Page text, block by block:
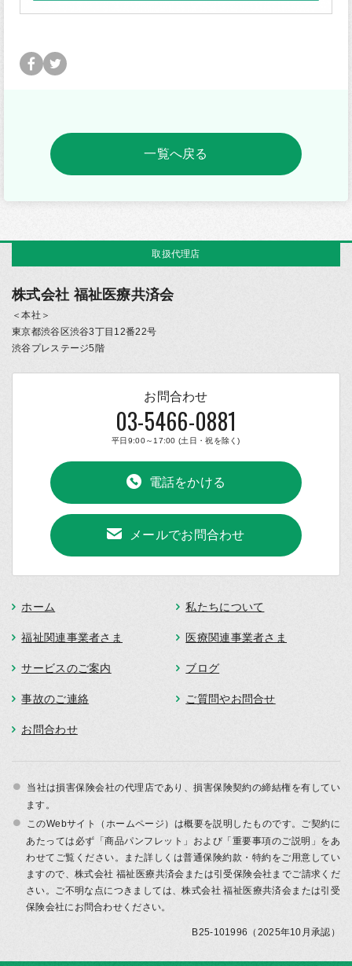
一覧へ戻る
取扱代理店
株式会社 福祉医療共済会
＜本社＞
東京都渋谷区渋谷3丁目12番22号
渋谷プレステージ5階
お問合わせ
03-5466-0881
平日9:00～17:00 (土日・祝を除く)
電話をかける
メールでお問合わせ
ホーム 私たちについて
福祉関連事業者さま 医療関連事業者さま
サービスのご案内 ブログ
事故のご連絡 ご質問やお問合せ
お問合わせ
当社は損害保険会社の代理店であり、損害保険契約の締結権を有してい
ます。
このWebサイト（ホームページ）は概要を説明したものです。ご契約に
あたっては必ず「商品パンフレット」および「重要事項のご説明」をあ
わせてご覧ください。また詳しくは普通保険約款・特約をご用意してい
ますので、株式会社 福祉医療共済会または引受保険会社までご請求くだ
さい。ご不明な点につきましては、株式会社 福祉医療共済会または引受
保険会社にお問合わせください。
B25-101996（2025年10月承認）